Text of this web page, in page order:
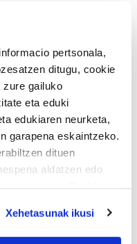
pertsonala,
ditugu, cookie
zure gailuko
eta eduki
edukiaren neurketa,
garapena eskaintzeko.
dituen
aldatzen edo
Xehetasunak ikusi